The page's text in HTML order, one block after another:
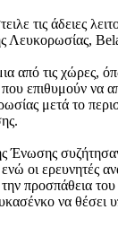
τις άδειες
Λευκορωσίας,
από τις χώρες,
επιθυμούν να
μετά το
Ένωσης
οι ερευνητές
την προσπάθεια
να θέσει